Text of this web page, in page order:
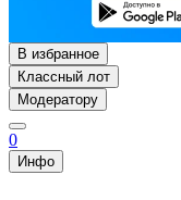
В избранное
Классный лот
Модератору
0
Инфо